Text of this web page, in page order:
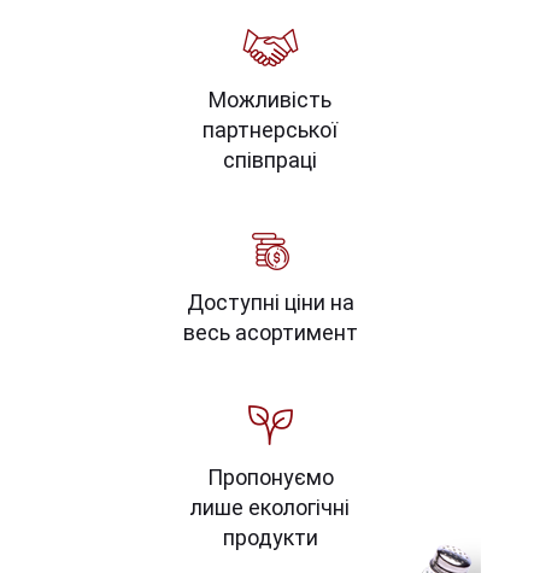
Можливість
партнерської
співпраці
Доступні ціни на
весь асортимент
Пропонуємо
лише екологічні
продукти